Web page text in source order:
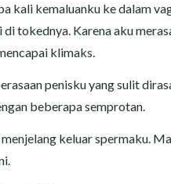
kali kemaluanku ke dalam
di tokednya. Karena aku
klimaks.
penisku yang sulit
beberapa semprotan.
keluar spermaku.